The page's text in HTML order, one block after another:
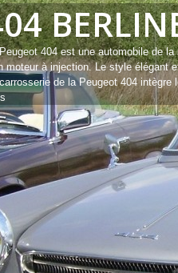
404 est une automobile de
moteur à injection. Le style élégant
de la Peugeot 404 intègre